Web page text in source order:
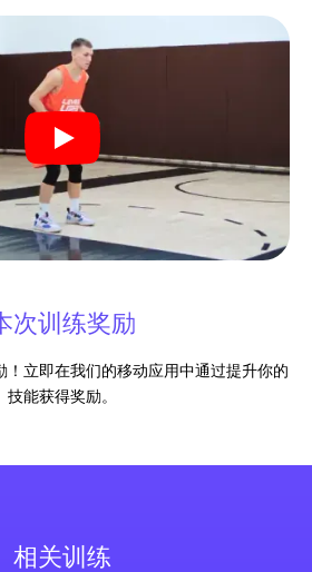
次训练奖励
！立即在我们的移动应用中通过提升你的
技能获得奖励。
相关训练